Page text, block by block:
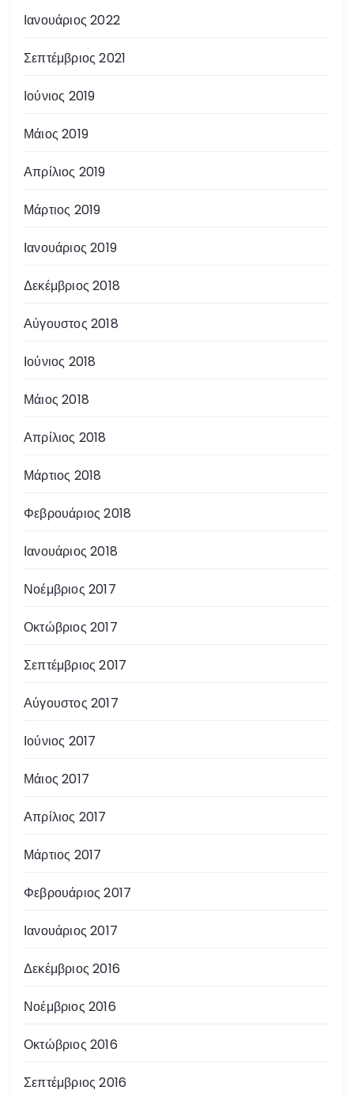
Ιανουάριος 2022
Σεπτέμβριος 2021
Ιούνιος 2019
Μάιος 2019
Απρίλιος 2019
Μάρτιος 2019
Ιανουάριος 2019
Δεκέμβριος 2018
Αύγουστος 2018
Ιούνιος 2018
Μάιος 2018
Απρίλιος 2018
Μάρτιος 2018
Φεβρουάριος 2018
Ιανουάριος 2018
Νοέμβριος 2017
Οκτώβριος 2017
Σεπτέμβριος 2017
Αύγουστος 2017
Ιούνιος 2017
Μάιος 2017
Απρίλιος 2017
Μάρτιος 2017
Φεβρουάριος 2017
Ιανουάριος 2017
Δεκέμβριος 2016
Νοέμβριος 2016
Οκτώβριος 2016
Σεπτέμβριος 2016